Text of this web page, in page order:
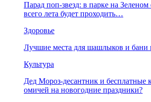
Парад поп-звезд: в парке на Зеленом
всего лета будет проходить…
Здоровье
Лучшие места для шашлыков и бани
Культура
Дед Мороз-десантник и бесплатные
омичей на новогодние праздники?